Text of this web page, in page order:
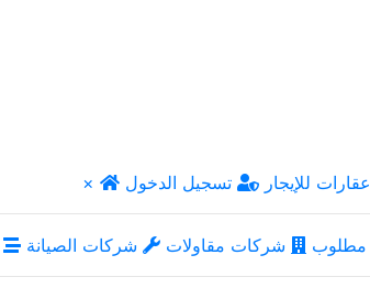
× عقارات للإيجار تسجيل الدخول
مطلوب شركات مقاولات شركات الصيانة